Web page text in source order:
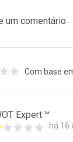
um comentário
Com base
Expert.™
há 16